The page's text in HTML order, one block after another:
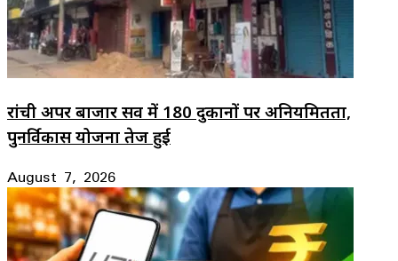
रांची अपर बाजार सर्वे में 180 दुकानों पर अनियमितता,
पुनर्विकास योजना तेज हुई
August 7, 2026